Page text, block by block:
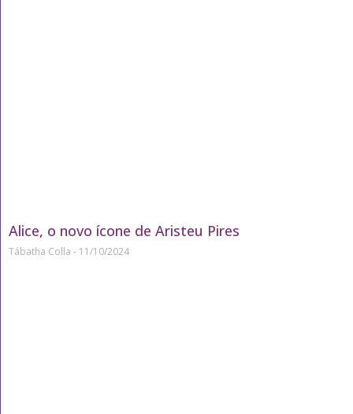
Alice, o novo ícone de Aristeu Pires
Tábatha Colla 11/10/2024